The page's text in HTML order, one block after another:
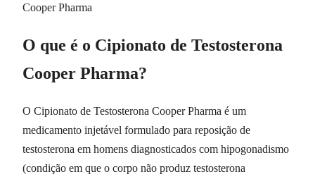
Cooper Pharma
O que é o Cipionato de Testosterona
Cooper Pharma?
O Cipionato de Testosterona Cooper Pharma é um
medicamento injetável formulado para reposição de
testosterona em homens diagnosticados com hipogonadismo
(condição em que o corpo não produz testosterona